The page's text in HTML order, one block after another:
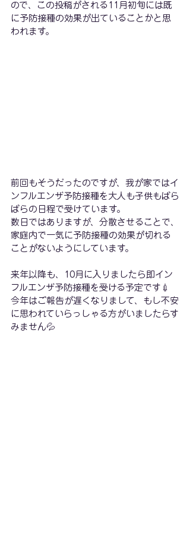
ので、この投稿がされる11月初旬には既
に予防接種の効果が出ていることかと思
われます。
前回もそうだったのですが、我が家ではイ
ンフルエンザ予防接種を大人も子供もばら
ばらの日程で受けています。
数日ではありますが、分散させることで、
家庭内で一気に予防接種の効果が切れる
ことがないようにしています。
来年以降も、10月に入りましたら即イン
フルエンザ予防接種を受ける予定です💉
今年はご報告が遅くなりまして、もし不安
に思われていらっしゃる方がいましたらす
みません💦